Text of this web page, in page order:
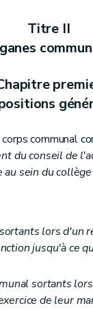
2005, art.
Titre II
corps communal
du conseil de
sein du
lors d'un
jusqu'à ce
sortants
de leur